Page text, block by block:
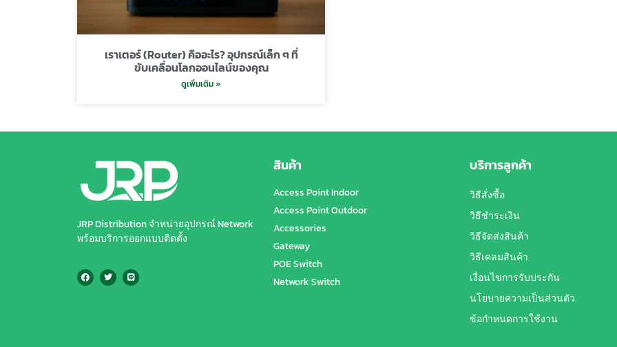
เราเตอร์ (Router) คืออะไร? อุปกรณ์เล็ก ๆ ที่
ขับเคลื่อนโลกออนไลน์ของคุณ
ดูเพิ่มเติม »
JRP Distribution จำหน่ายอุปกรณ์ Network
พร้อมบริการออกแบบติดตั้ง
สินค้า
Access Point Indoor
Access Point Outdoor
Accessories
Gateway
POE Switch
Network Switch
บริการลูกค้า
วิธีสั่งซื้อ
วิธีชำระเงิน
วิธีจัดส่งสินค้า
วิธีเคลมสินค้า
เงื่อนไขการรับประกัน
นโยบายความเป็นส่วนตัว
ข้อกำหนดการใช้งาน